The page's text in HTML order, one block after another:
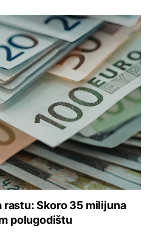
Skoro 35 milijuna
polugodištu